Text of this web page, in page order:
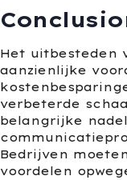
Het uitbesteden
aanzienlijke
verbeterde
belangrijke
Bedrijven
voordelen